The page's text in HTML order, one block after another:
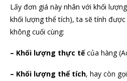
Lấy đơn giá này nhân với khối
khối lượng thể tích), ta sẽ tính được
không cuối cùng:
– Khối lượng thực tếcủa hàng
– Khối lượng thể tích, hay còn